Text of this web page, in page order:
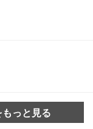
っと見る